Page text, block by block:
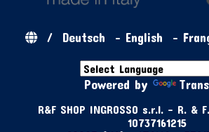
/ Deutsch - English -
Powered by
R&F SHOP INGROSSO s.r.l. - R. &
10737161215